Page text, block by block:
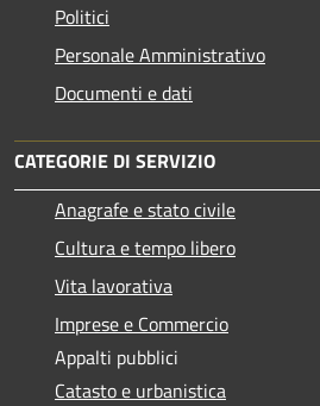
Politici
Personale Amministrativo
Documenti e dati
CATEGORIE DI SERVIZIO
Anagrafe e stato civile
Cultura e tempo libero
Vita lavorativa
Imprese e Commercio
Appalti pubblici
Catasto e urbanistica